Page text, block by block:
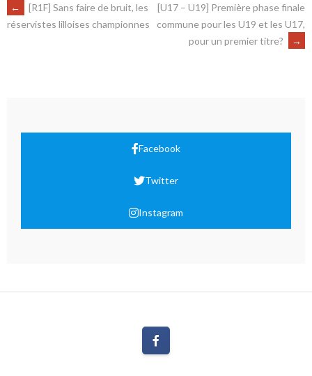
←
[R1F] Sans faire de bruit, les
réservistes lilloises championnes
[U17 – U19] Première phase finale
commune pour les U19 et les U17,
pour un premier titre?
→
Facebook
Twitter
Instagram